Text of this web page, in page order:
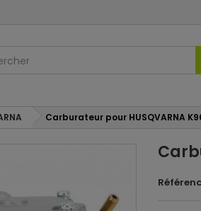
Carburateur pour HUSQVARNA